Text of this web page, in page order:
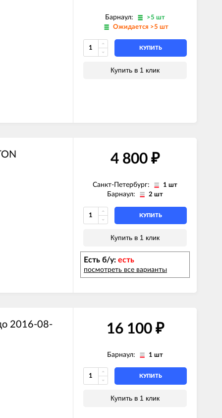
SYSTEM
SYSTEM
SYSTEM
SYSTEM
Барнаул:
>5 шт
Ожидается >5 шт
КУПИТЬ
Купить в 1 клик
4 800 ₽
Санкт-Петербург: 1 шт
Барнаул: 2 шт
КУПИТЬ
Купить в 1 клик
Есть б/у: есть
посмотреть все варианты
2016-08-
16 100 ₽
Барнаул: 1 шт
КУПИТЬ
Купить в 1 клик